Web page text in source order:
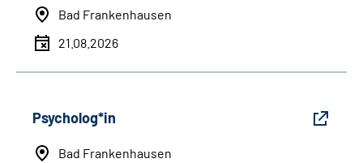
Bad Frankenhausen
21.08.2026
Psycholog*in
Bad Frankenhausen